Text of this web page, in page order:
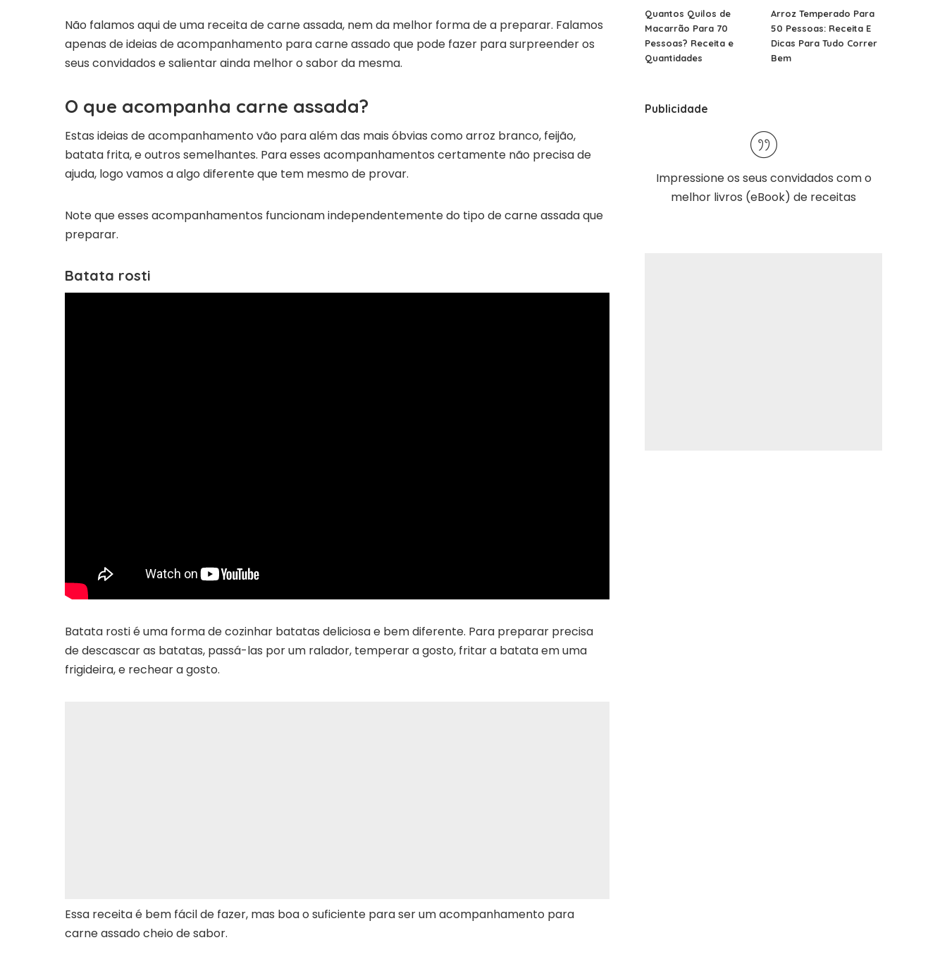
Não falamos aqui de uma receita de carne assada, nem da melhor forma de a preparar. Falamos
apenas de ideias de acompanhamento para carne assado que pode fazer para surpreender os
seus convidados e salientar ainda melhor o sabor da mesma.
O que acompanha carne assada?
Estas ideias de acompanhamento vão para além das mais óbvias como arroz branco, feijão,
batata frita, e outros semelhantes. Para esses acompanhamentos certamente não precisa de
ajuda, logo vamos a algo diferente que tem mesmo de provar.
Note que esses acompanhamentos funcionam independentemente do tipo de carne assada que
preparar.
Batata rosti
Batata rosti é uma forma de cozinhar batatas deliciosa e bem diferente. Para preparar precisa
de descascar as batatas, passá-las por um ralador, temperar a gosto, fritar a batata em uma
frigideira, e rechear a gosto.
Essa receita é bem fácil de fazer, mas boa o suficiente para ser um acompanhamento para
carne assado cheio de sabor.
Quantos Quilos de
Macarrão Para 70
Pessoas? Receita e
Quantidades
Arroz Temperado Para
50 Pessoas: Receita E
Dicas Para Tudo Correr
Bem
Publicidade
Impressione os seus convidados com o
melhor livros (eBook) de receitas